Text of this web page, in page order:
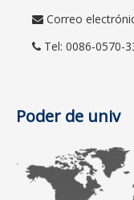
 Correo
 Tel: 0086-0570-
Poder de univ